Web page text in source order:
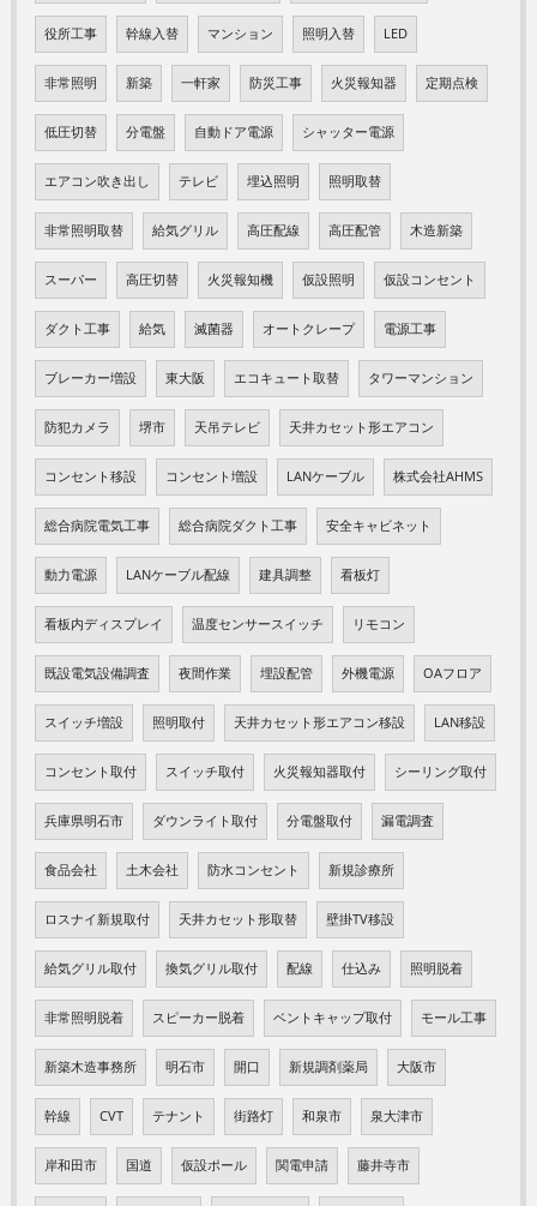
役所工事 幹線入替 マンション 照明入替 LED
非常照明 新築 一軒家 防災工事 火災報知器 定期点検
低圧切替 分電盤 自動ドア電源 シャッター電源
エアコン吹き出し テレビ 埋込照明 照明取替
非常照明取替 給気グリル 高圧配線 高圧配管 木造新築
スーパー 高圧切替 火災報知機 仮設照明 仮設コンセント
ダクト工事 給気 滅菌器 オートクレープ 電源工事
ブレーカー増設 東大阪 エコキュート取替 タワーマンション
防犯カメラ 堺市 天吊テレビ 天井カセット形エアコン
コンセント移設 コンセント増設 LANケーブル 株式会社AHMS
総合病院電気工事 総合病院ダクト工事 安全キャビネット
動力電源 LANケーブル配線 建具調整 看板灯
看板内ディスプレイ 温度センサースイッチ リモコン
既設電気設備調査 夜間作業 埋設配管 外機電源 OAフロア
スイッチ増設 照明取付 天井カセット形エアコン移設 LAN移設
コンセント取付 スイッチ取付 火災報知器取付 シーリング取付
兵庫県明石市 ダウンライト取付 分電盤取付 漏電調査
食品会社 土木会社 防水コンセント 新規診療所
ロスナイ新規取付 天井カセット形取替 壁掛TV移設
給気グリル取付 換気グリル取付 配線 仕込み 照明脱着
非常照明脱着 スピーカー脱着 ベントキャップ取付 モール工事
新築木造事務所 明石市 開口 新規調剤薬局 大阪市
幹線 CVT テナント 街路灯 和泉市 泉大津市
岸和田市 国道 仮設ポール 関電申請 藤井寺市